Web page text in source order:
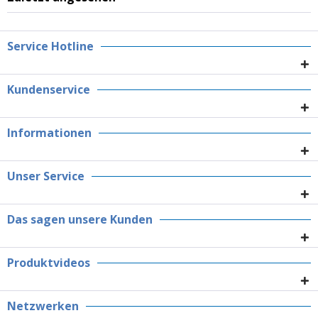
Service Hotline
Kundenservice
Informationen
Unser Service
Das sagen unsere Kunden
Produktvideos
Netzwerken